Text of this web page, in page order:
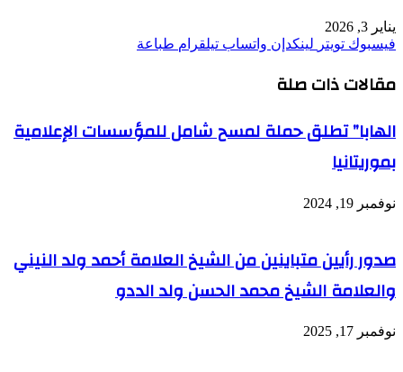
يناير 3, 2026
فيسبوك تويتر لينكدإن واتساب تيلقرام طباعة
مقالات ذات صلة
الهابا” تطلق حملة لمسح شامل للمؤسسات الإعلامية
بموريتانيا
نوفمبر 19, 2024
صدور رأيين متباينين من الشيخ العلامة أحمد ولد النيني
والعلامة الشيخ محمد الحسن ولد الددو
نوفمبر 17, 2025